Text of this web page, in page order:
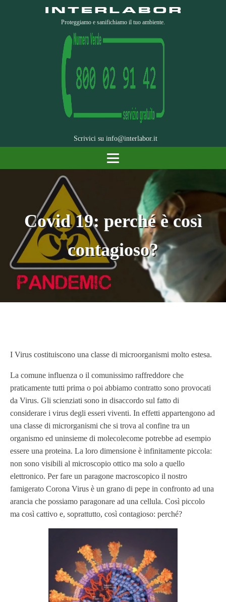
Proteggiamo e sanifichiamo il tuo ambiente.
Scrivici su info@interlabor.it
Covid 19: perché è così
contagioso?
I Virus costituiscono una classe di microorganismi molto estesa.
La comune influenza o il comunissimo raffreddore che
praticamente tutti prima o poi abbiamo contratto sono provocati
da Virus. Gli scienziati sono in disaccordo sul fatto di
considerare i virus degli esseri viventi. In effetti appartengono ad
una classe di microrganismi che si trova al confine tra un
organismo ed uninsieme di molecolecome potrebbe ad esempio
essere una proteina. La loro dimensione è infinitamente piccola:
non sono visibili al microscopio ottico ma solo a quello
elettronico. Per fare un paragone macroscopico il nostro
famigerato Corona Virus è un grano di pepe in confronto ad una
arancia che possiamo paragonare ad una cellula. Così piccolo
ma così cattivo e, soprattutto, così contagioso: perché?